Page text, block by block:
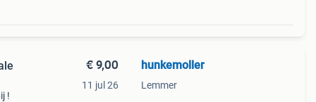
!
€ 9,00
11 jul 26
hunkemoller
Lemmer